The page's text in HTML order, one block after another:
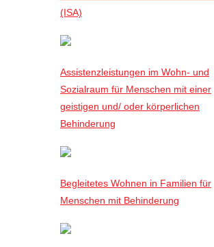
(ISA)
Assistenzleistungen im Wohn- und
Sozialraum für Menschen mit einer
geistigen und/ oder körperlichen
Behinderung
Begleitetes Wohnen in Familien für
Menschen mit Behinderung